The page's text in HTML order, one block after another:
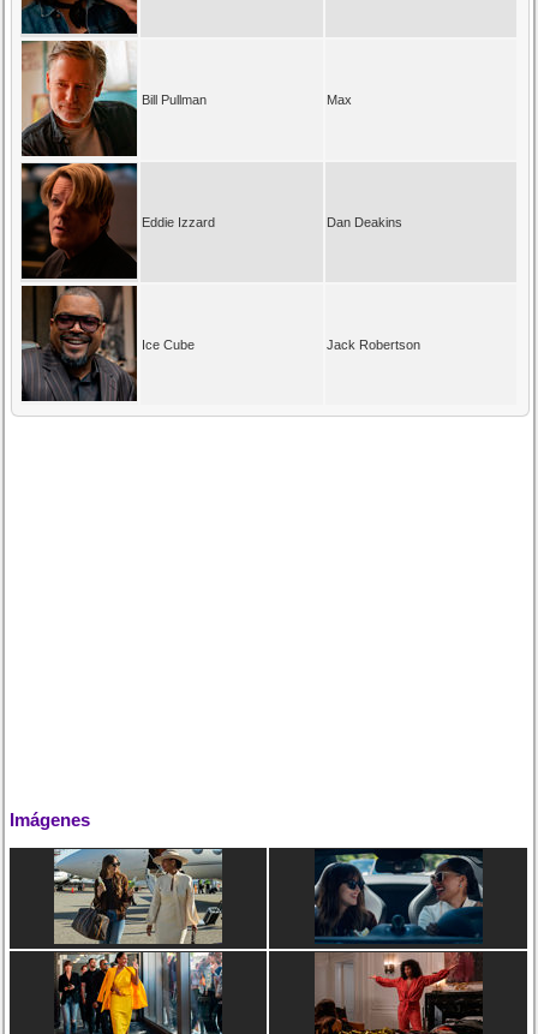
Bill Pullman Max
Eddie Izzard Dan Deakins
Ice Cube Jack Robertson
Imágenes